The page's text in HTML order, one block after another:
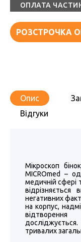
ОПЛАТА
РОЗСТРОЧКА
Опис
Відгуки
Мікроскоп
MICROmed –
медичній сфері
відрізняється
негативних
на корпус,
тривалих